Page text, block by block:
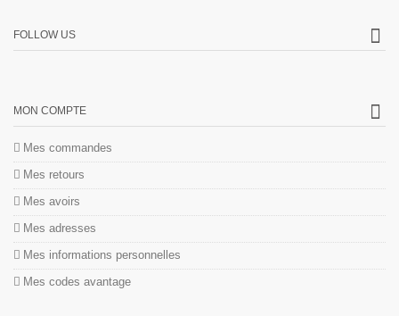
FOLLOW US
MON COMPTE
Mes commandes
Mes retours
Mes avoirs
Mes adresses
Mes informations personnelles
Mes codes avantage